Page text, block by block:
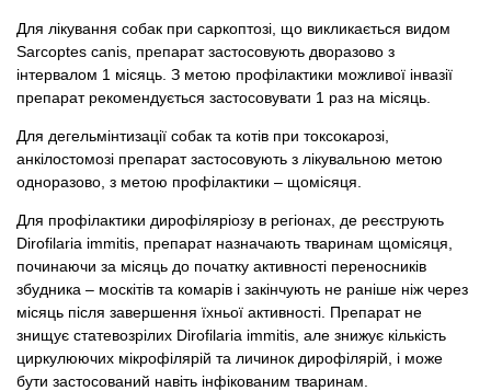
Для лікування собак при саркоптозі, що викликається видом
Sarcoptes canis, препарат застосовують дворазово з
інтервалом 1 місяць. З метою профілактики можливої ​​інвазії
препарат рекомендується застосовувати 1 раз на місяць.
Для дегельмінтизації собак та котів при токсокарозі,
анкілостомозі препарат застосовують з лікувальною метою
одноразово, з метою профілактики – щомісяця.
Для профілактики дирофіляріозу в регіонах, де реєструють
Dirofilaria immitis, препарат назначають тваринам щомісяця,
починаючи за місяць до початку активності переносників
збудника – москітів та комарів і закінчують не раніше ніж через
місяць після завершення їхньої активності. Препарат не
знищує статевозрілих Dirofilaria immitis, але знижує кількість
циркулюючих мікрофілярій та личинок дирофілярій, і може
бути застосований навіть інфікованим тваринам.